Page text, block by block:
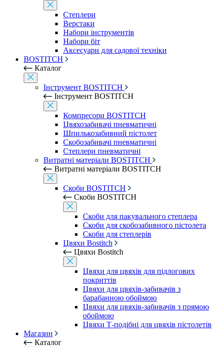
Степлери
Верстаки
Набори інструментів
Набори біт
Аксесуари для садової техніки
BOSTITCH
Каталог
Інструмент BOSTITCH
Інструмент BOSTITCH
Компресори BOSTITCH
Цвяхозабивачі пневматичні
Шпилькозабивний пістолет
Скобозабивачі пневматичні
Степлери пневматичні
Витратні матеріали BOSTITCH
Витратні матеріали BOSTITCH
Скоби BOSTITCH
Скоби BOSTITCH
Скоби для пакувального степлера
Скоби для скобозабивного пістолета
Скоби для степлерів
Цвяхи Bostitch
Цвяхи Bostitch
Цвяхи для цвяхів для підлогових
покриттів
Цвяхи для цвяхів-забивачів з
барабанною обоймою
Цвяхи для цвяхів-забивачів з прямою
обоймою
Цвяхи Т-подібні для цвяхів пістолетів
Магазин
Каталог